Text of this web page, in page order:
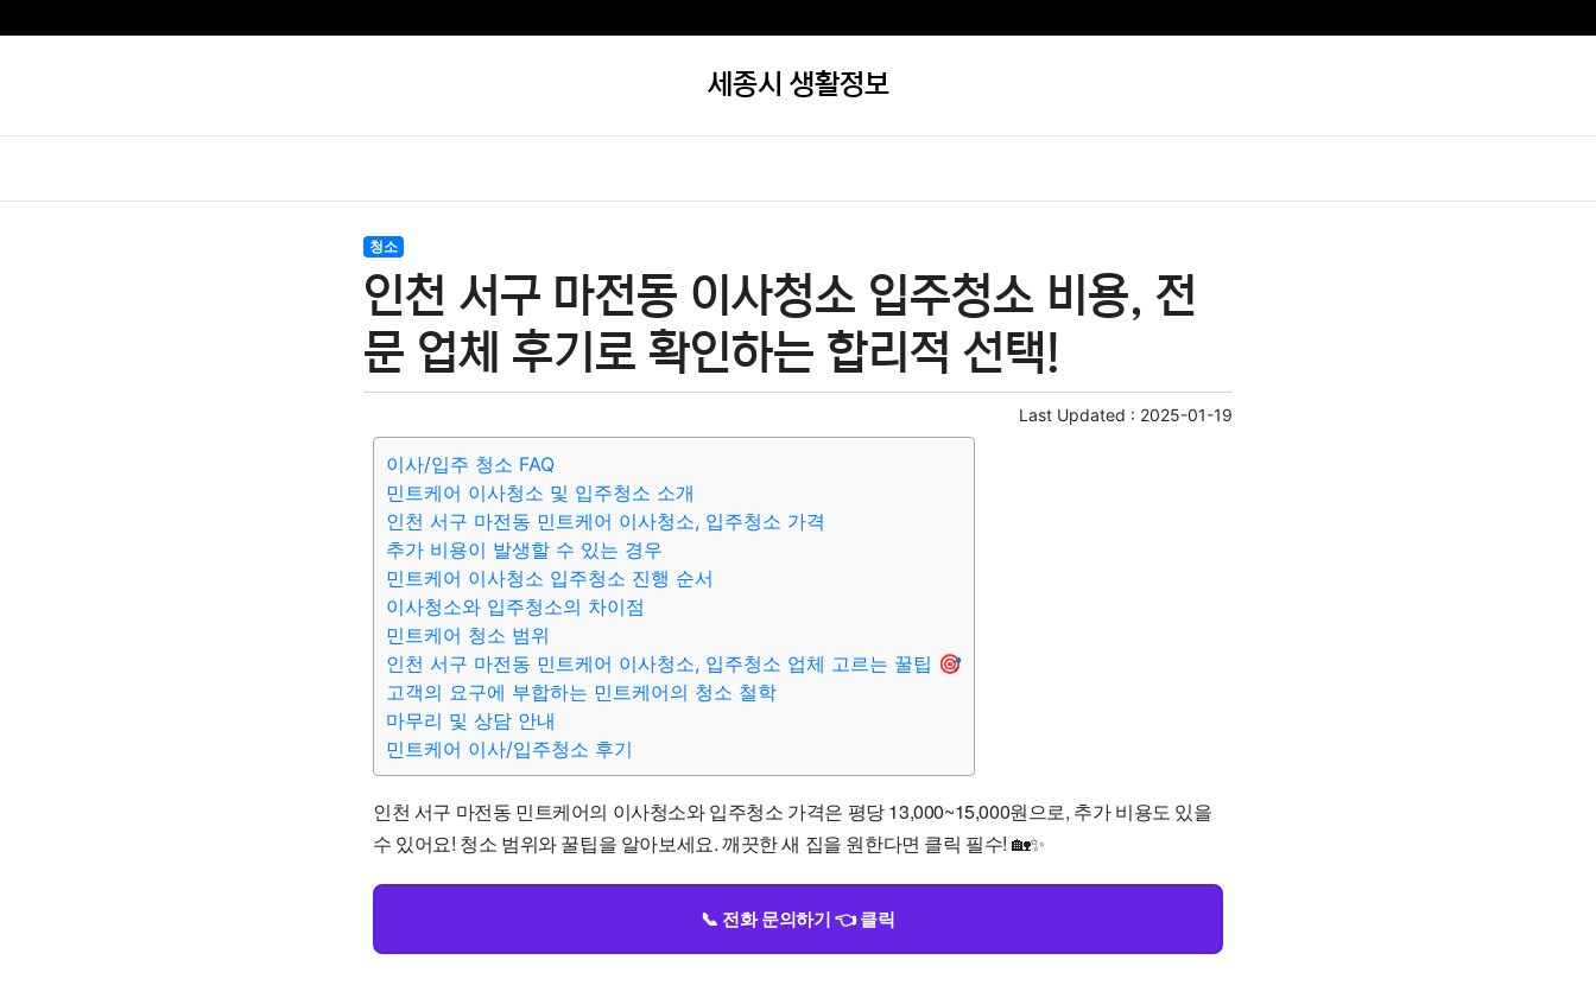
세종시 생활정보
청소
인천 서구 마전동 이사청소 입주청소 비용, 전
문 업체 후기로 확인하는 합리적 선택!
Last Updated : 2025-01-19
이사/입주 청소 FAQ
민트케어 이사청소 및 입주청소 소개
인천 서구 마전동 민트케어 이사청소, 입주청소 가격
추가 비용이 발생할 수 있는 경우
민트케어 이사청소 입주청소 진행 순서
이사청소와 입주청소의 차이점
민트케어 청소 범위
인천 서구 마전동 민트케어 이사청소, 입주청소 업체 고르는 꿀팁 🎯
고객의 요구에 부합하는 민트케어의 청소 철학
마무리 및 상담 안내
민트케어 이사/입주청소 후기
인천 서구 마전동 민트케어의 이사청소와 입주청소 가격은 평당 13,000~15,000원으로, 추가 비용도 있을
수 있어요! 청소 범위와 꿀팁을 알아보세요. 깨끗한 새 집을 원한다면 클릭 필수! 🏡✨
📞 전화 문의하기 👈 클릭